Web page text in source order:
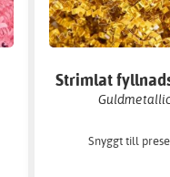
Strimlat
Snyggt till